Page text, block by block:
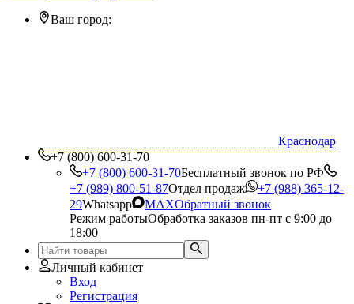
Ваш город:
Краснодар
+7 (800) 600-31-70
+7 (800) 600-31-70Бесплатный звонок по РФ
+7 (989) 800-51-87Отдел продаж
+7 (988) 365-12-
29Whatsapp MAXОбратный звонок
Режим работыОбработка заказов пн-пт с 9:00 до
18:00
Личный кабинет
Вход
Регистрация